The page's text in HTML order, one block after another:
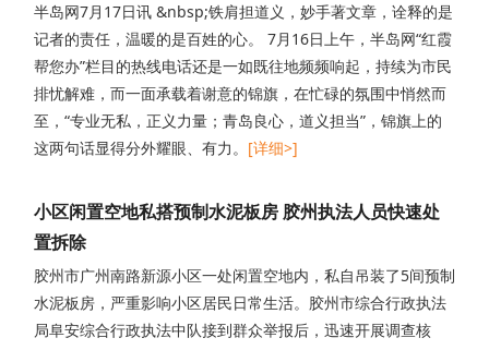
半岛网7月17日讯 &nbsp;铁肩担道义，妙手著文章，诠释的是
记者的责任，温暖的是百姓的心。 7月16日上午，半岛网“红霞
帮您办”栏目的热线电话还是一如既往地频频响起，持续为市民
排忧解难，而一面承载着谢意的锦旗，在忙碌的氛围中悄然而
至，“专业无私，正义力量；青岛良心，道义担当”，锦旗上的
这两句话显得分外耀眼、有力。 [详细>]
小区闲置空地私搭预制水泥板房 胶州执法人员快速处
置拆除
胶州市广州南路新源小区一处闲置空地内，私自吊装了5间预制
水泥板房，严重影响小区居民日常生活。胶州市综合行政执法
局阜安综合行政执法中队接到群众举报后，迅速开展调查核